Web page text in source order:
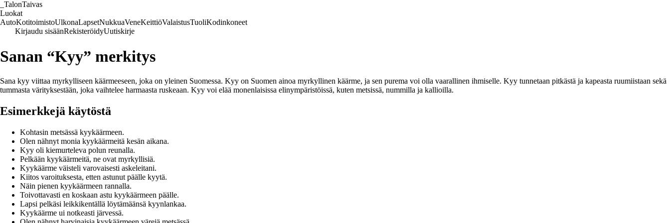
TalonTaivas
Luokat
AutoKotitoimistoUlkonaLapsetNukkuaVeneKeittiöValaistusTuoliKodinkoneet
Kirjaudu sisäänRekisteröidyUutiskirje
Sanan “Kyy” merkitys
Sana kyy viittaa myrkylliseen käärmeeseen, joka on yleinen Suomessa. Kyy on Suomen ainoa myrkyllinen käärme, ja sen purema voi olla vaarallinen ihmiselle. Kyy tunnetaan pitkästä ja kapeasta ruumiistaan sekä
tummasta värityksestään, joka vaihtelee harmaasta ruskeaan. Kyy voi elää monenlaisissa elinympäristöissä, kuten metsissä, nummilla ja kallioilla.
Esimerkkejä käytöstä
Kohtasin metsässä kyykäärmeen.
Olen nähnyt monia kyykäärmeitä kesän aikana.
Kyy oli kiemurteleva polun reunalla.
Pelkään kyykäärmeitä, ne ovat myrkyllisiä.
Kyykäärme väisteli varovaisesti askeleitani.
Kiitos varoituksesta, etten astunut päälle kyytä.
Näin pienen kyykäärmeen rannalla.
Toivottavasti en koskaan astu kyykäärmeen päälle.
Lapsi pelkäsi leikkikentällä löytämäänsä kyynlankaa.
Kyykäärme ui notkeasti järvessä.